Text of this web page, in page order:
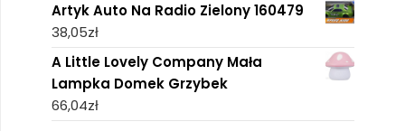
Artyk Auto Na Radio Zielony 160479
38,05zł
A Little Lovely Company Mała
Lampka Domek Grzybek
66,04zł